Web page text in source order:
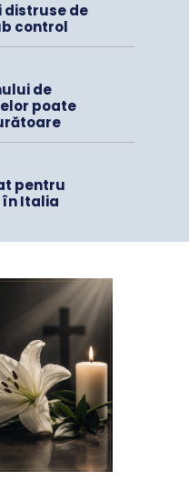
distruse de
control
de
poate
pentru
în Italia